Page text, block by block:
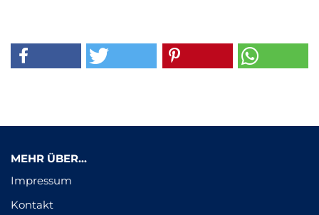
MEHR ÜBER...
Impressum
Kontakt